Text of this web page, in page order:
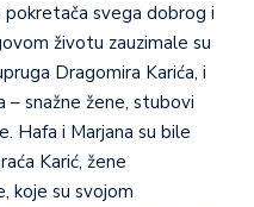
svega dobrog i
životu zauzimale su
Dragomira Karića, i
– snažne žene, stubovi
Hafa i Marjana su bile
Karić, žene
koje su svojom